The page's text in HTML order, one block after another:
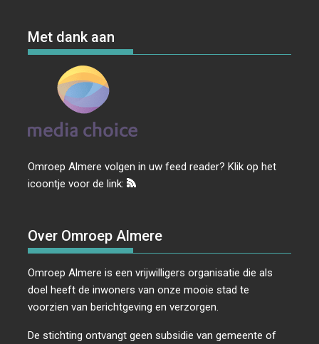
Met dank aan
Omroep Almere volgen in uw feed reader? Klik op het
icoontje voor de link:
Over Omroep Almere
Omroep Almere is een vrijwilligers organisatie die als
doel heeft de inwoners van onze mooie stad te
voorzien van berichtgeving en verzorgen.
De stichting ontvangt geen subsidie van gemeente of